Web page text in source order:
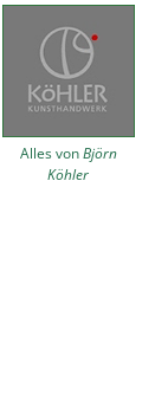
Alles vonBjörn
Köhler